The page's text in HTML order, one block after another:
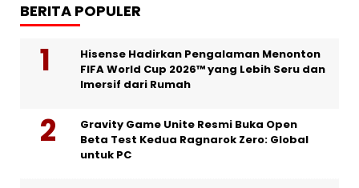
BERITA POPULER
Hisense Hadirkan Pengalaman Menonton
FIFA World Cup 2026™ yang Lebih Seru dan
Imersif dari Rumah
Gravity Game Unite Resmi Buka Open
Beta Test Kedua Ragnarok Zero: Global
untuk PC